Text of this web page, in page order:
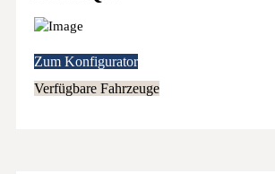
Zum Konfigurator
Verfügbare Fahrzeuge